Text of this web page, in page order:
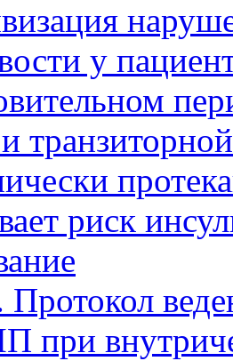
у
риск
Протокол